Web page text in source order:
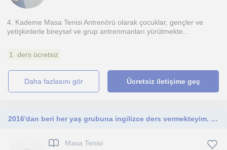
4. Kademe Masa Tenisi Antrenörü olarak çocuklar, gençler ve
yetişkinlerle bireysel ve grup antrenmanları yürütmekte...
1. ders ücretsiz
daha fazlasını gör Ücretsiz iletişime geç
2016'dan beri her yaş grubuna ingilizce ders vermekteyim. 2020'den bu yana ise hibrid model olarak hem yüz yüze hem de online ders
Masa Tenisi